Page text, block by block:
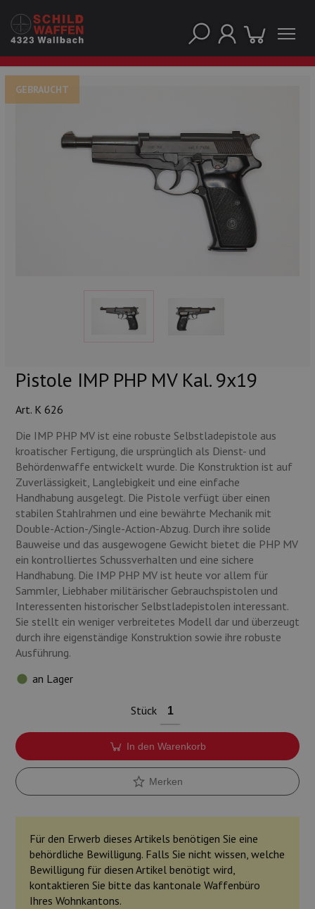
GEBRAUCHT
Pistole IMP PHP MV Kal. 9x19
Art. K 626
Die IMP PHP MV ist eine robuste Selbstladepistole aus
kroatischer Fertigung, die ursprünglich als Dienst- und
Behördenwaffe entwickelt wurde. Die Konstruktion ist auf
Zuverlässigkeit, Langlebigkeit und eine einfache
Handhabung ausgelegt. Die Pistole verfügt über einen
stabilen Stahlrahmen und eine bewährte Mechanik mit
Double-Action-/Single-Action-Abzug. Durch ihre solide
Bauweise und das ausgewogene Gewicht bietet die PHP MV
ein kontrolliertes Schussverhalten und eine sichere
Handhabung. Die IMP PHP MV ist heute vor allem für
Sammler, Liebhaber militärischer Gebrauchspistolen und
Interessenten historischer Selbstladepistolen interessant.
Sie stellt ein weniger verbreitetes Modell dar und überzeugt
durch ihre eigenständige Konstruktion sowie ihre robuste
Ausführung.
an Lager
Stück
In den Warenkorb
Merken
Für den Erwerb dieses Artikels benötigen Sie eine
behördliche Bewilligung. Falls Sie nicht wissen, welche
Bewilligung für diesen Artikel benötigt wird,
kontaktieren Sie bitte das kantonale Waffenbüro
Ihres Wohnkantons.
Lampen und Zubehör